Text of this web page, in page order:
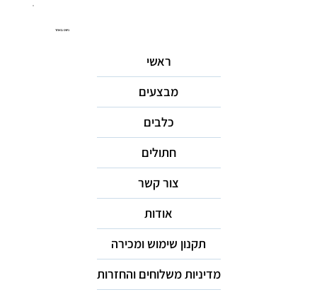
ניווט באתר
ראשי
מבצעים
כלבים
חתולים
צור קשר
אודות
תקנון שימוש ומכירה
מדיניות משלוחים והחזרות